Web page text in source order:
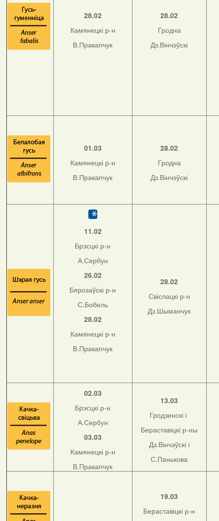
28.02
Камянецкі р-н
В.Пракапчук
28.02
Гродна
Дз.Вінчэўскі
01.03
Камянецкі р-н
В.Пракапчук
28.02
Гродна
Дз.Вінчэўскі
11.02
Брэсцкі р-н
А.Сербун
26.02
Бярозаўскі р-н
С.Бобель
28.02
Камянецкі р-н
В.Пракапчук
28.02
Свіслацкі р-н
Дз.Шыманчук
02.03
Брэсцкі р-н
А.Сербун
03.03
Камянецкі р-н
В.Пракапчук
13.03
Гродзенскі і
Бераставіцкі р-ны
Дз.Вінчэўскі і
С.Панькова
19.03
Бераставіцкі р-н